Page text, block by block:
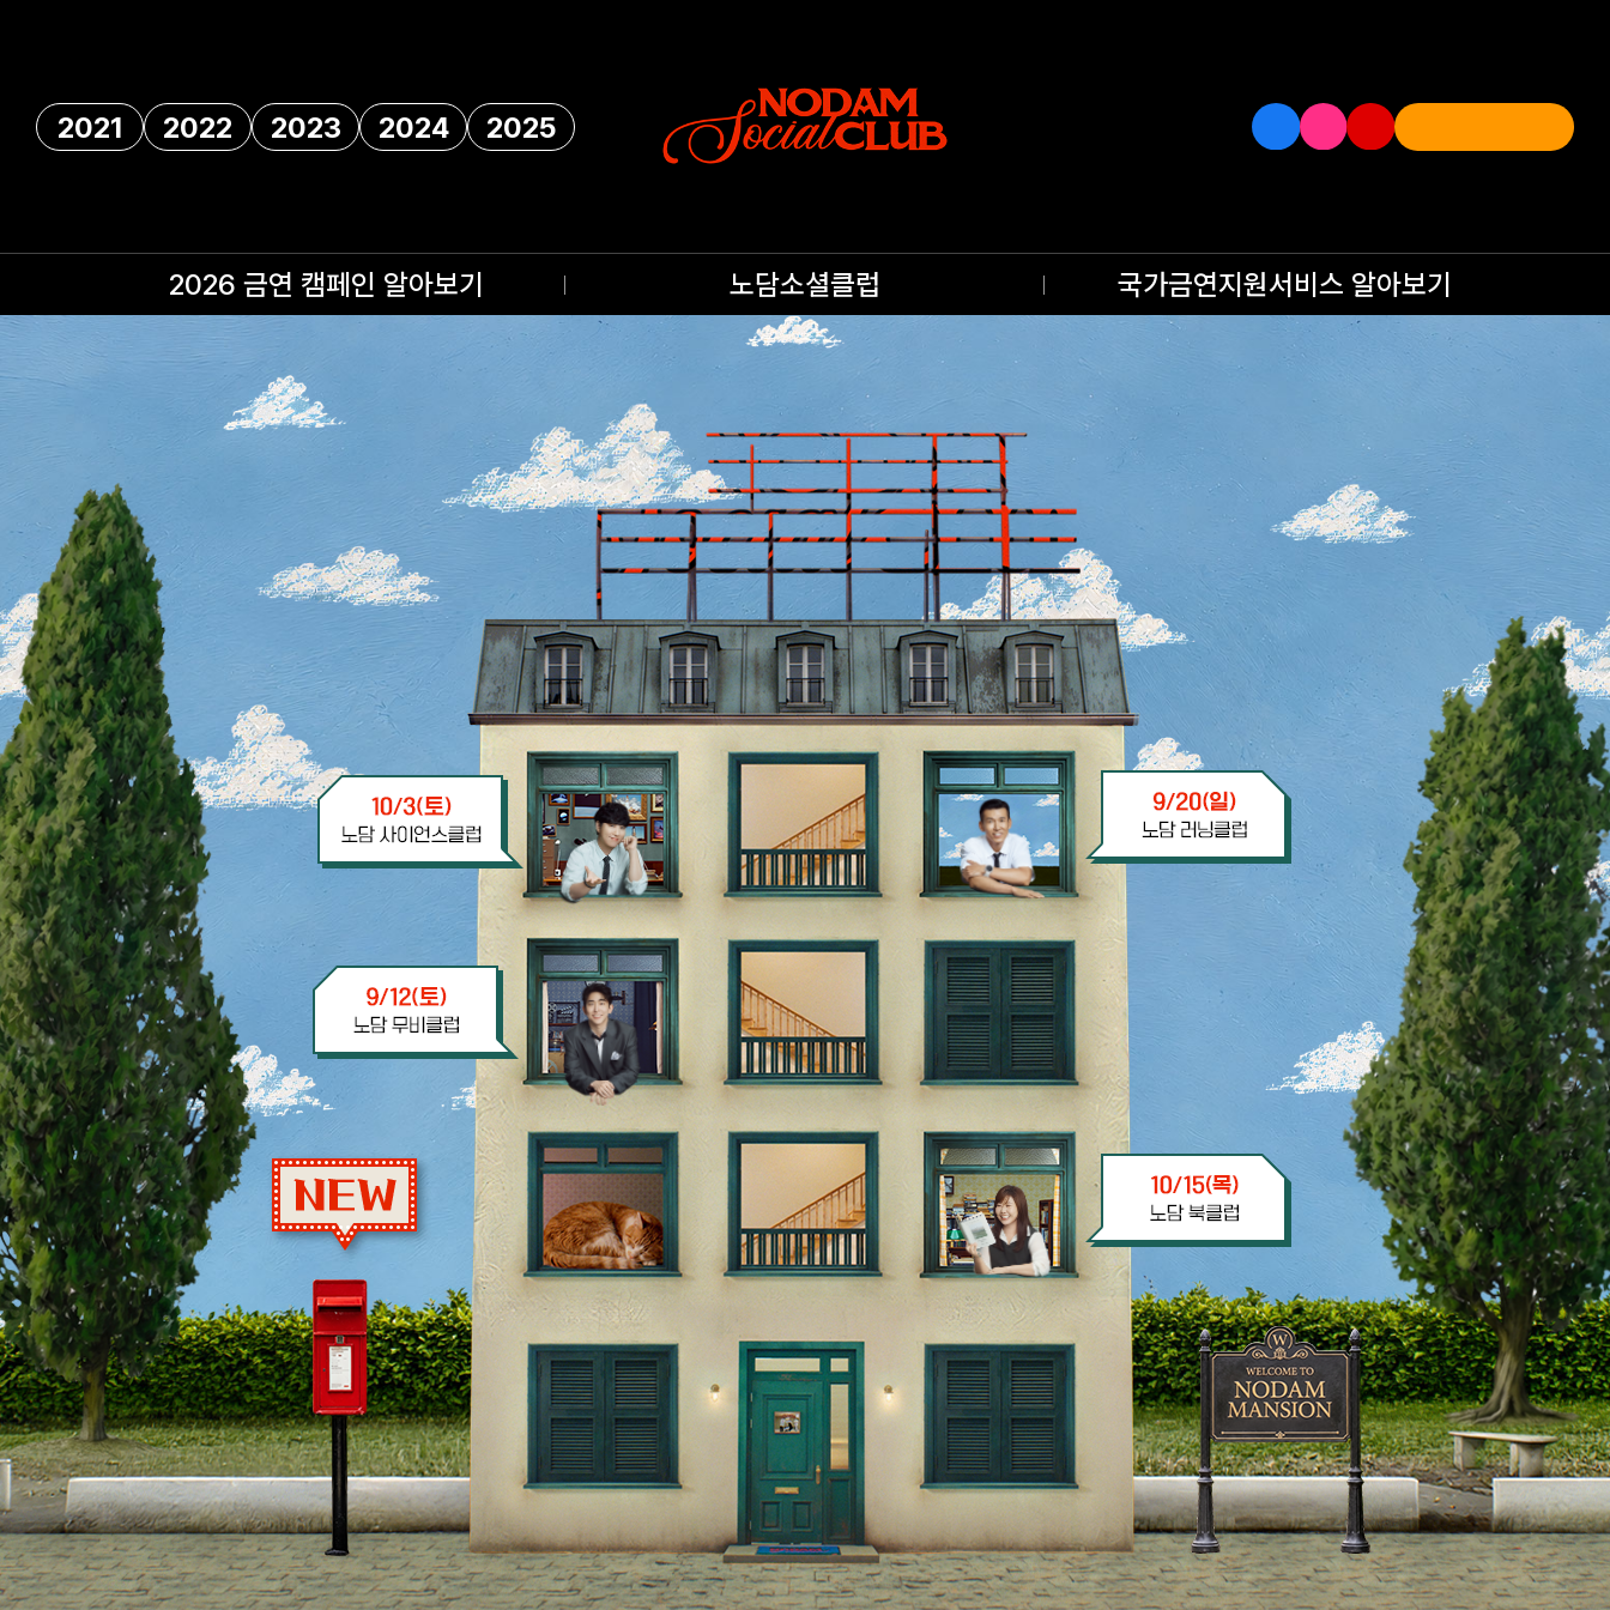
2021 2022 2023 2024 2025
2026 금연 캠페인 알아보기 노담소셜클럽 국가금연지원서비스 알아보기